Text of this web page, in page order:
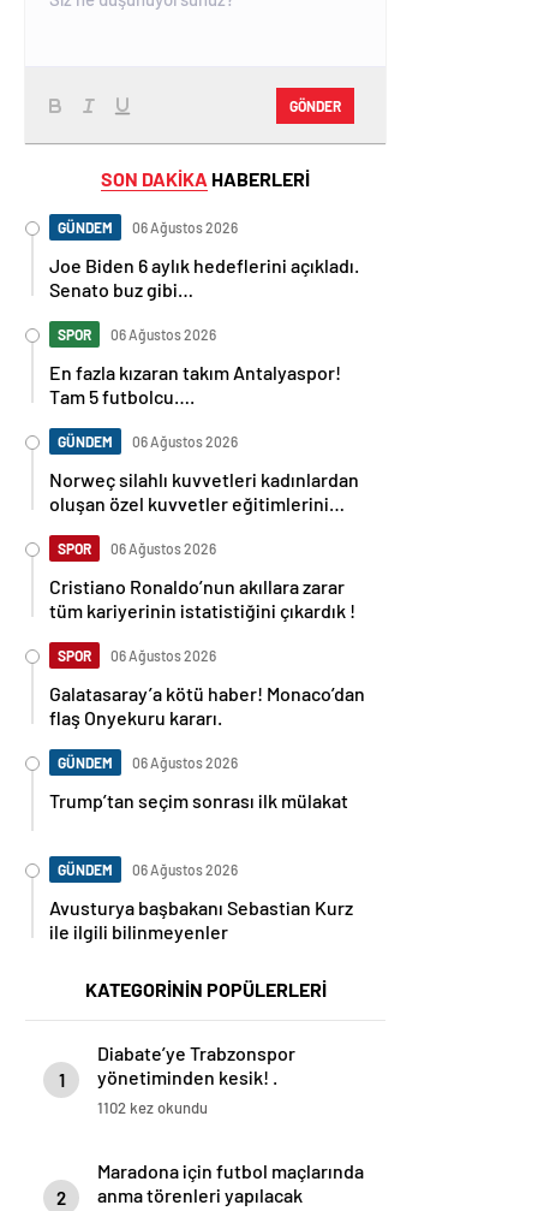
GÖNDER
SON DAKİKA HABERLERİ
GÜNDEM 06 Ağustos 2026
Joe Biden 6 aylık hedeflerini açıkladı.
Senato buz gibi…
SPOR 06 Ağustos 2026
En fazla kızaran takım Antalyaspor!
Tam 5 futbolcu….
GÜNDEM 06 Ağustos 2026
Norweç silahlı kuvvetleri kadınlardan
oluşan özel kuvvetler eğitimlerini
SPOR 06 Ağustos 2026
Cristiano Ronaldo’nun akıllara zarar
tüm kariyerinin istatistiğini çıkardık !
SPOR 06 Ağustos 2026
Galatasaray’a kötü haber! Monaco’dan
flaş Onyekuru kararı.
GÜNDEM 06 Ağustos 2026
Trump’tan seçim sonrası ilk mülakat
GÜNDEM 06 Ağustos 2026
Avusturya başbakanı Sebastian Kurz
ile ilgili bilinmeyenler
KATEGORİNİN POPÜLERLERİ
1
Diabate’ye Trabzonspor
yönetiminden kesik! .
1102 kez okundu
2
Maradona için futbol maçlarında
anma törenleri yapılacak